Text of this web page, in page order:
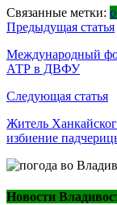
Связанные метки:
Навигация
по
записям
Предыдущая статья
Международный
АТР в ДВФУ
Следующая статья
Житель
избиение
Новости